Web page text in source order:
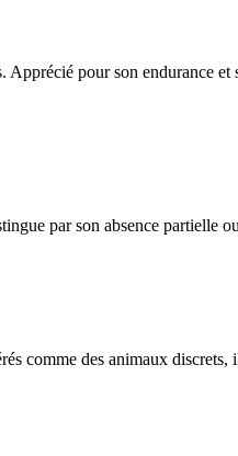
pour son endurance
par son absence partielle
comme des animaux discrets,